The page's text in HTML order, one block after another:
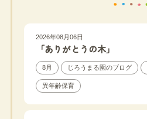
2026年08月06日
「ありがとうの木」
8月 じろうまる園のブログ
異年齢保育